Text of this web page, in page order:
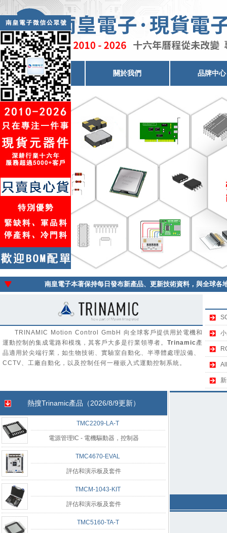
電子元器件代理 關於我們 品牌中心
南皇電子本著保持每日發布新產品、更新技術資料，與全球各
TRINAMIC Motion Control GmbH 向全球客戶提供用於電機和
運動控制的集成電路和模塊，其客戶大多是行業領導者。 Trinamic產
品適用於尖端行業，如生物技術、實驗室自動化、半導體處理設備、
CCTV、工廠自動化，以及控制任何一種嵌入式運動控制系統。
熱搜Trinamic產品（2026/8/9更新）
TMC2209-LA-T
電源管理IC - 電機驅動器，控制器
TMC4670-EVAL
評估和演示板及套件
TMCM-1043-KIT
評估和演示板及套件
TMC5160-TA-T